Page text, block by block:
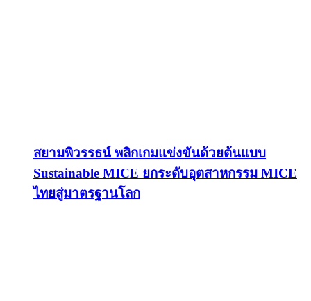
สยามพิวรรธน์ พลิกเกมแข่งขันด้วยต้นแบบ
Sustainable MICE ยกระดับอุตสาหกรรม MICE
ไทยสู่มาตรฐานโลก